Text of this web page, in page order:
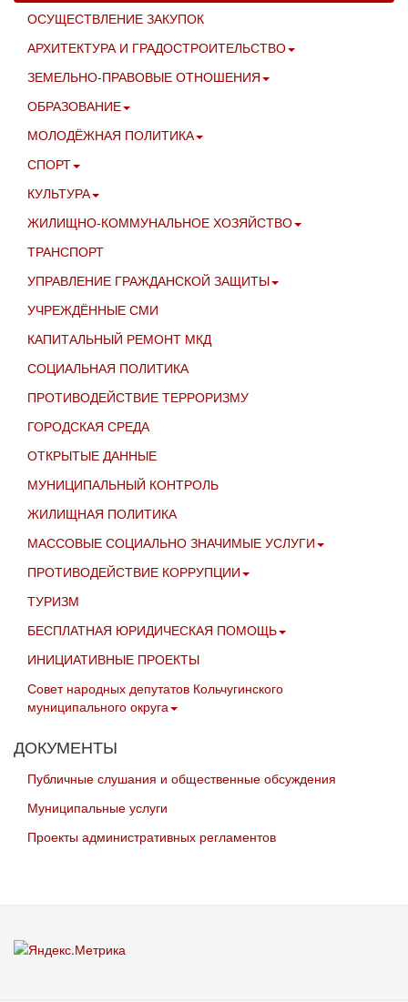
ОСУЩЕСТВЛЕНИЕ ЗАКУПОК
АРХИТЕКТУРА И ГРАДОСТРОИТЕЛЬСТВО
ЗЕМЕЛЬНО-ПРАВОВЫЕ ОТНОШЕНИЯ
ОБРАЗОВАНИЕ
МОЛОДЁЖНАЯ ПОЛИТИКА
СПОРТ
КУЛЬТУРА
ЖИЛИЩНО-КОММУНАЛЬНОЕ ХОЗЯЙСТВО
ТРАНСПОРТ
УПРАВЛЕНИЕ ГРАЖДАНСКОЙ ЗАЩИТЫ
УЧРЕЖДЁННЫЕ СМИ
КАПИТАЛЬНЫЙ РЕМОНТ МКД
СОЦИАЛЬНАЯ ПОЛИТИКА
ПРОТИВОДЕЙСТВИЕ ТЕРРОРИЗМУ
ГОРОДСКАЯ СРЕДА
ОТКРЫТЫЕ ДАННЫЕ
МУНИЦИПАЛЬНЫЙ КОНТРОЛЬ
ЖИЛИЩНАЯ ПОЛИТИКА
МАССОВЫЕ СОЦИАЛЬНО ЗНАЧИМЫЕ УСЛУГИ
ПРОТИВОДЕЙСТВИЕ КОРРУПЦИИ
ТУРИЗМ
БЕСПЛАТНАЯ ЮРИДИЧЕСКАЯ ПОМОЩЬ
ИНИЦИАТИВНЫЕ ПРОЕКТЫ
Совет народных депутатов Кольчугинского
муниципального округа
ДОКУМЕНТЫ
Публичные слушания и общественные обсуждения
Муниципальные услуги
Проекты административных регламентов